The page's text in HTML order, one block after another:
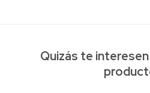
Quizás te